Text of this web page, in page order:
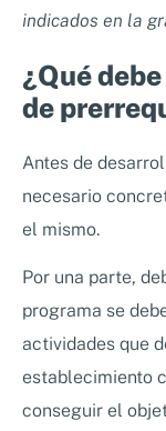
indicados en la
¿Qué
de
Antes de
necesario
el mismo.
Por una parte,
programa se
actividades que
establecimiento
conseguir el